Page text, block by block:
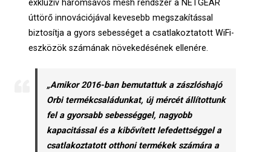
exkluzív háromsávos mesh rendszer a NETGEAR
úttörő innovációjával kevesebb megszakítással
biztosítja a gyors sebességet a csatlakoztatott WiFi-
eszközök számának növekedésének ellenére.
„Amikor 2016-ban bemutattuk a zászlóshajó
Orbi termékcsaládunkat, új mércét állítottunk
fel a gyorsabb sebességgel, nagyobb
kapacitással és a kibővített lefedettséggel a
csatlakoztatott otthoni termékek számára a